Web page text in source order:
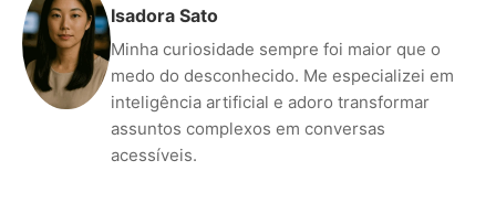
Isadora Sato
Minha curiosidade sempre foi maior que o
medo do desconhecido. Me especializei em
inteligência artificial e adoro transformar
assuntos complexos em conversas
acessíveis.